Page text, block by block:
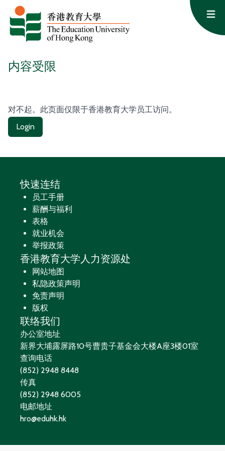
跳至内容
内容受限
对不起。此页面仅限于香港教育大学员工访问。
Login
快速连结
员工手册
薪酬与福利
表格
就业机会
举报政策
香港教育大学人力资源处
网站地图
私隐政策声明
免责声明
版权
联络我们
办公室地址
新界大埔露屏路10号曹贵子基金会大楼A座3楼01室
查询电话
(852) 2948 8448
传真
(852) 2948 6005
电邮地址
hro@eduhk.hk